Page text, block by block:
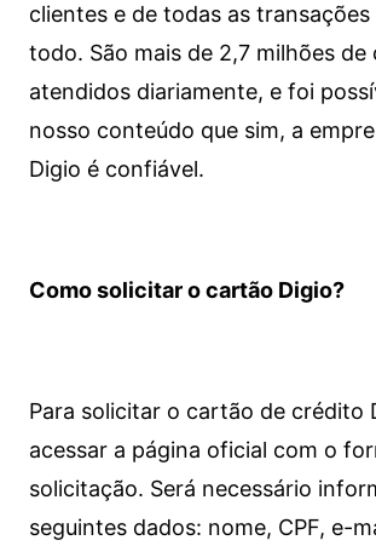
clientes e de todas as
todo. São mais de 2,7 milhões de
atendidos diariamente, e foi
nosso conteúdo que sim, a
Digio é confiável.
Como solicitar o cartão Digio?
Para solicitar o cartão de crédito
acessar a página oficial com o
solicitação. Será necessário
seguintes dados: nome, CPF, e-